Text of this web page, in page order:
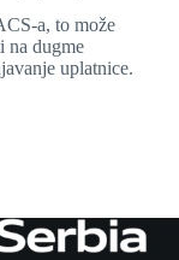
a, to može
na dugme
uplatnice.